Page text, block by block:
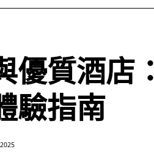
優質酒店：
驗指南